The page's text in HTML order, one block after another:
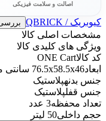
اصالت و سلامت فیزیکی
کیوبریک / QBRICK
مشخصات اصلی کالا
ویژگی های کلیدی کالا
کد کالاONE Cart
ابعاد76.5x58.5x46 سانتی متر
جنس بدنهپلاستیک
جنس قفلپلاستیک
تعداد محفظه3 عدد
حجم داخلی50 لیتر